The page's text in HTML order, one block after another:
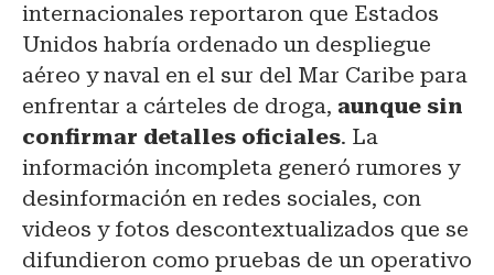
internacionales reportaron que Estados
Unidos habría ordenado un despliegue
aéreo y naval en el sur del Mar Caribe para
enfrentar a cárteles de droga, aunque sin
confirmar detalles oficiales. La
información incompleta generó rumores y
desinformación en redes sociales, con
videos y fotos descontextualizados que se
difundieron como pruebas de un operativo